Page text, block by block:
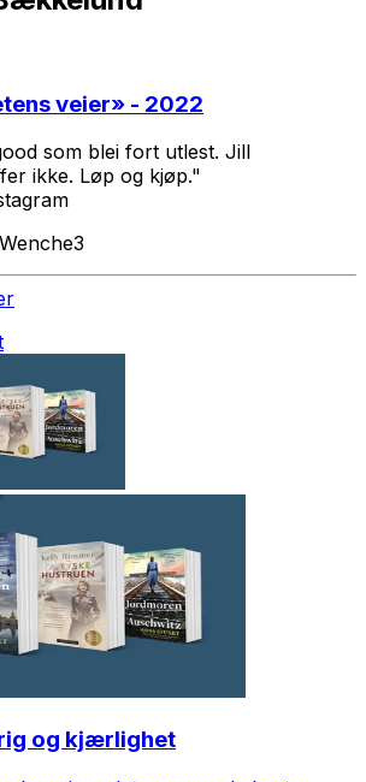
veier» - 2022
som blei fort utlest. Jill
ikke. Løp og kjøp."
og kjærlighet